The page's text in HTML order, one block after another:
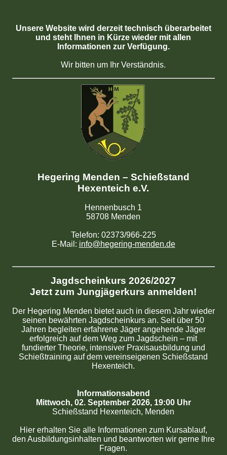
Unsere Website wird derzeit technisch überarbeitet
und steht Ihnen in Kürze wieder mit allen
Informationen zur Verfügung.
Wir bitten um Ihr Verständnis.
Hegering Menden – Schießstand
Hexenteich e.V.
Hennenbusch 1
58708 Menden
Telefon: 02373/966-225
E-Mail: info@hegering-menden.de
Jagdscheinkurs 2026/2027
Jetzt zum Jungjägerkurs anmelden!
Der Hegering Menden bietet auch in diesem Jahr wieder
seinen bewährten Jagdscheinkurs an. Seit über 50
Jahren begleiten erfahrene Jäger angehende Jäger
erfolgreich auf dem Weg zum Jagdschein – mit
fundierter Theorie, intensiver Praxisausbildung und
Schießtraining auf dem vereinseigenen Schießstand
Hexenteich.
Informationsabend
Mittwoch, 02. September 2026, 19:00 Uhr
Schießstand Hexenteich, Menden
Hier erhalten Sie alle Informationen zum Kursablauf,
den Ausbildungsinhalten und beantworten wir gerne Ihre
Fragen.